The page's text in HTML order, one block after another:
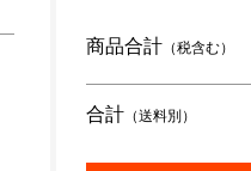
商品合計 （税含む）
合計 （送料別）